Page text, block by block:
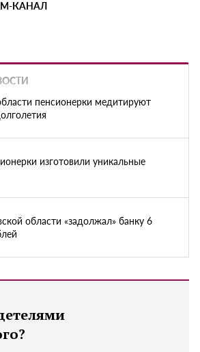
КАНАЛ
пенсионерки медитируют
изготовили уникальные
области «задолжал» банку 6